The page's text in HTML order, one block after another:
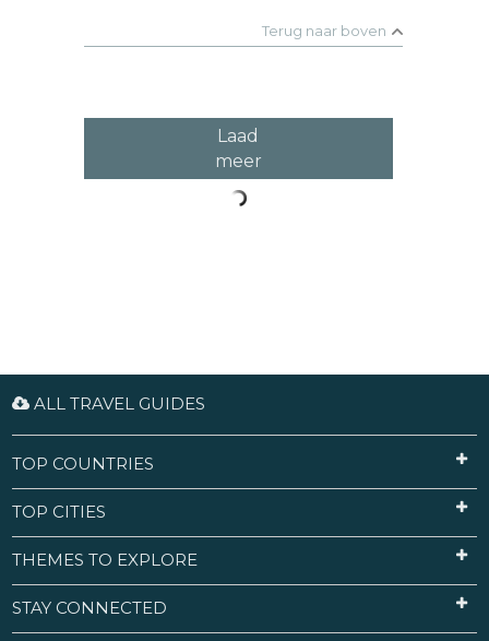
zondagmiddag plaatsvindt. Er is een
gerenommeerd vegetarisch restaurant op het
Terug naar boven
Laad
meer
ALL TRAVEL GUIDES
TOP COUNTRIES
TOP CITIES
THEMES TO EXPLORE
STAY CONNECTED